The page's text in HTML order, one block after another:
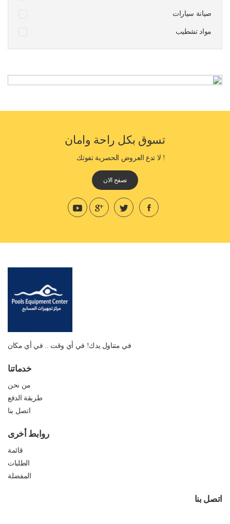
صيانة سيارات
مواد تشطيب
تسوق بكل راحة وامان
! لا تدع العروض الحصرية تفوتك
تصفح الان
في متناول يدك! في أي وقت .. في أي مكان
خدماتنا
من نحن
طريقة الدفع
اتصل بنا
روابط أخرى
قائمة
الطلبات
المفضلة
اتصل بنا